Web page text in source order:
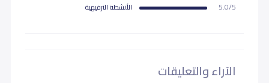
5.0/5
اﻷنشطة الترفيهية
الآراء والتعليقات